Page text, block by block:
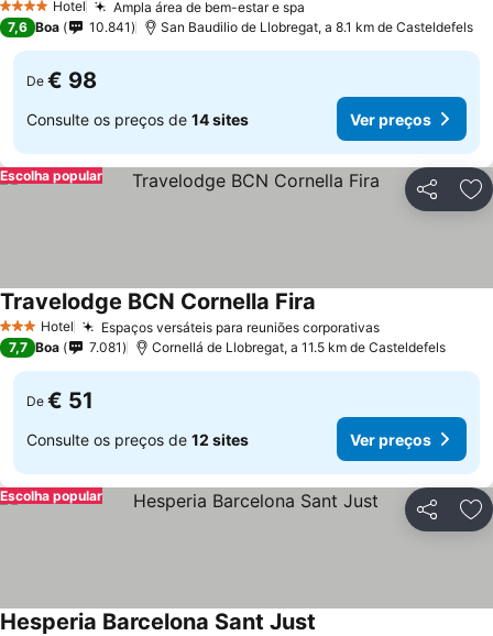
4 EstrelasHotel Ampla área de bem-estar e spa
7,6 Boa 10.841 San Baudilio de Llobregat, a 8.1 km de Casteldefels
De € 98
Consulte os preços de 14 sites Ver preços
Partilhar
Escolha popular
3 EstrelasHotel Espaços versáteis para reuniões corporativasVer preços
Travelodge BCN Cornella Fira
7,7 Boa 7.081 Cornellá de Llobregat, a 11.5 km de Casteldefels
De € 51
Consulte os preços de 12 sites Ver preços
Partilhar
Escolha popular
Hesperia Barcelona Sant Just